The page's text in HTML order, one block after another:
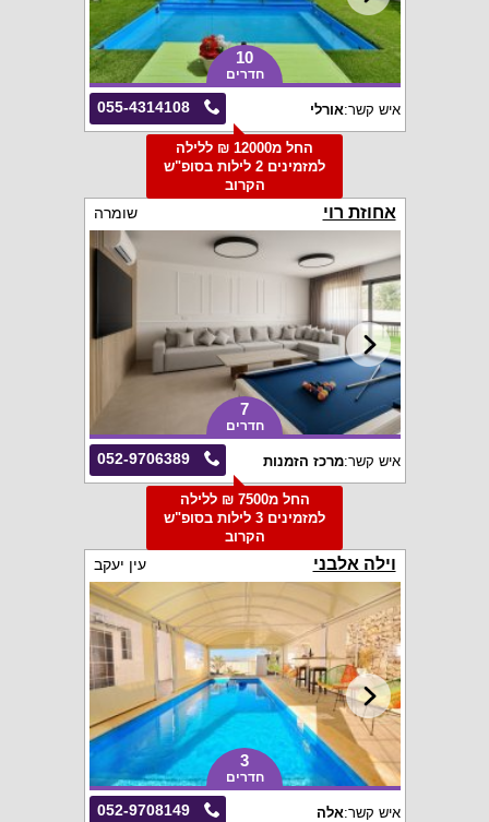
10
חדרים
055-4314108 איש קשר:אורלי
החל מ12000 ₪ ללילה
למזמינים 2 לילות בסופ"ש
הקרוב
אחוזת רוי שומרה
7
חדרים
052-9706389 איש קשר:מרכז הזמנות
החל מ7500 ₪ ללילה
למזמינים 3 לילות בסופ"ש
הקרוב
וילה אלבני עין יעקב
3
חדרים
052-9708149 איש קשר:אלה